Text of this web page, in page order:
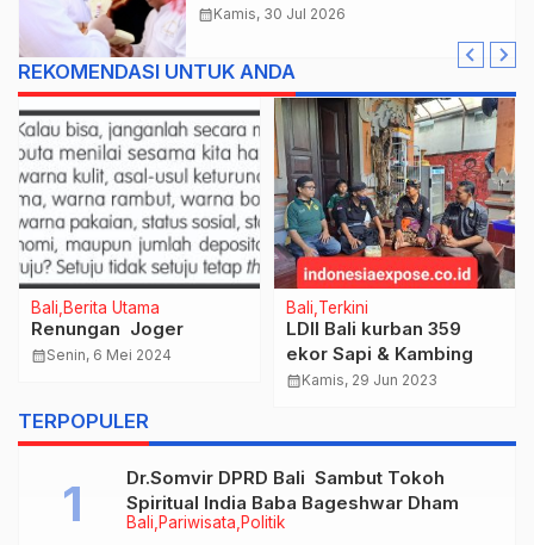
Gunung Sari Desa Adat Peraupan
calendar_monthKamis, 30 Jul 2026
REKOMENDASI UNTUK ANDA
Bali Berita Utama
Renungan Joger
calendar_monthSenin, 6 Mei 2024
Bali Terkini
LDII Bali kurban 359
ekor Sapi & Kambing
calendar_monthKamis, 29 Jun 2023
TERPOPULER
Bali Pariwisata Politik
Dr.Somvir DPRD Bali Sambut Tokoh
Spiritual India Baba Bageshwar Dham